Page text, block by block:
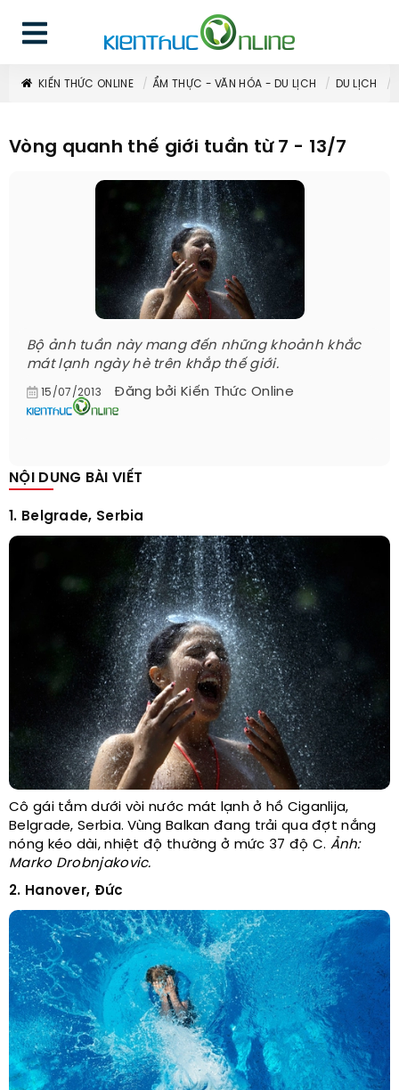
KIẾN THỨC ONLINE ẨM THỰC - VĂN HÓA - DU LỊCH DU LỊCH
Vòng quanh thế giới tuần từ 7 - 13/7
Bộ ảnh tuần này mang đến những khoảnh khắc
mát lạnh ngày hè trên khắp thế giới.
15/07/2013 Đăng bởi Kiến Thức Online
NỘI DUNG BÀI VIẾT
1. Belgrade, Serbia
Cô gái tắm dưới vòi nước mát lạnh ở hồ Ciganlija,
Belgrade, Serbia. Vùng Balkan đang trải qua đợt nắng
nóng kéo dài, nhiệt độ thường ở mức 37 độ C. Ảnh:
Marko Drobnjakovic.
2. Hanover, Đức